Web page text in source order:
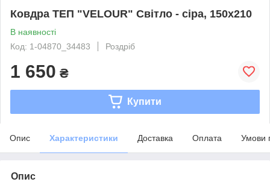
Ковдра ТЕП "VELOUR" Світло - сіра, 150x210
В наявності
Код: 1-04870_34483
Роздріб
1 650 ₴
Купити
Опис Характеристики Доставка Оплата Умови
Опис